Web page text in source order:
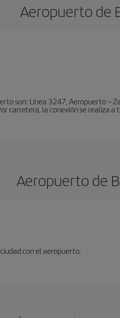
Aeropuerto de
son: Línea 3247, Aeropuerto –
carretera, la conexión se realiza a
Aeropuerto de
con el aeropuerto.